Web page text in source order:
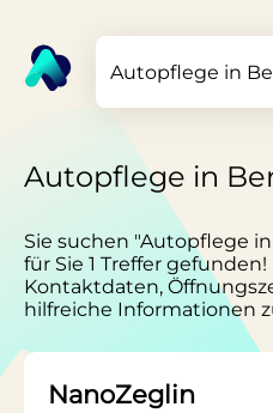
Autopflege in
Sie suchen "Autopflege
für Sie 1 Treffer
Kontaktdaten,
hilfreiche Informationen
NanoZeglin